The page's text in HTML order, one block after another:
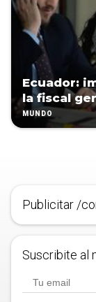
Ecuador:
la fiscal
MUNDO
Publicitar /
Suscribite al